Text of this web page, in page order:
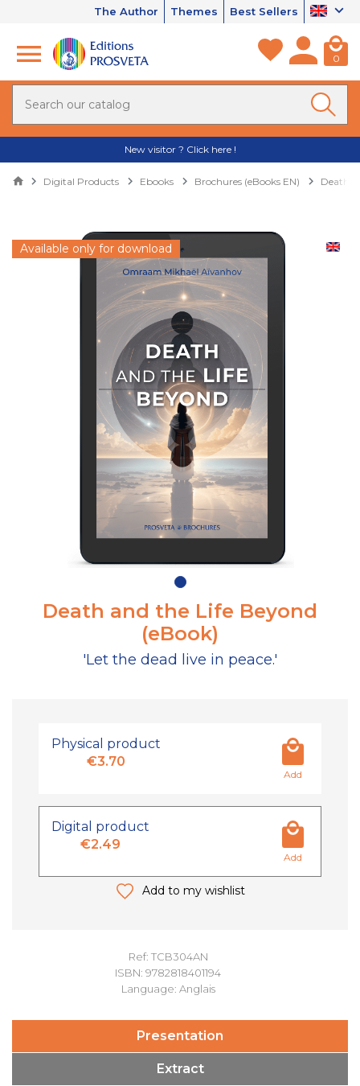
The Author Themes Best Sellers
0
New visitor ? Click here !
Digital Products Ebooks Brochures (eBooks EN) Death
Available only for download
Death and the Life Beyond
(eBook)
'Let the dead live in peace.'
Ref: TCB304AN
ISBN: 9782818401194
Language: Anglais
Physical product
€3.70
Add
Digital product
€2.49
Add
Add to my wishlist
Presentation
Extract